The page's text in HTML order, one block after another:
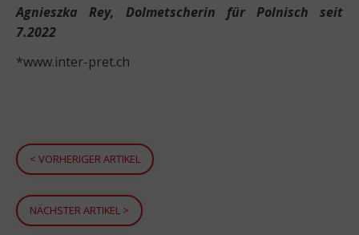
Agnieszka Rey, Dolmetscherin für Polnisch seit
7.2022
*www.inter-pret.ch
< VORHERIGER ARTIKEL
NÄCHSTER ARTIKEL >